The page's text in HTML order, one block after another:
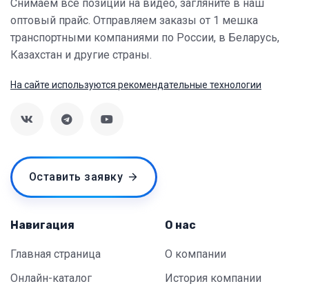
Снимаем все позиции на видео, загляните в наш
оптовый прайс. Отправляем заказы от 1 мешка
транспортными компаниями по России, в Беларусь,
Казахстан и другие страны.
На сайте используются рекомендательные технологии
Оставить заявку
Навигация
Главная страница
Онлайн-каталог
О нас
О компании
История компании